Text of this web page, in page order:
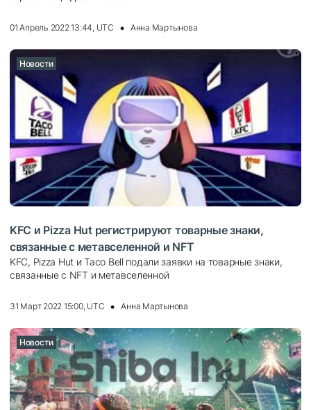
01 Апрель 2022 13:44, UTC Анна Мартынова
Новости
KFC и Pizza Hut регистрируют товарные знаки,
связанные с метавселенной и NFT
KFC, Pizza Hut и Taco Bell подали заявки на товарные знаки,
связанные с NFT и метавселенной
31 Март 2022 15:00, UTC Анна Мартынова
Новости